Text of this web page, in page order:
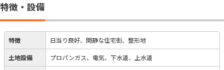
特徴・設備
特徴 日当り良好、閑静な住宅街、整形地
土地設備 プロパンガス、電気、下水道、上水道